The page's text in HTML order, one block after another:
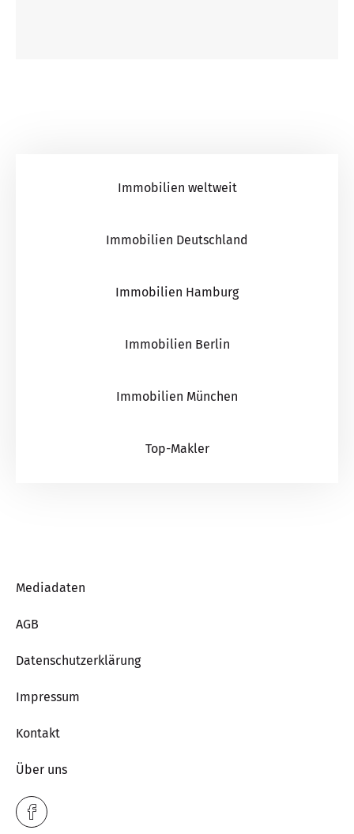
Immobilien weltweit
Immobilien Deutschland
Immobilien Hamburg
Immobilien Berlin
Immobilien München
Top-Makler
Mediadaten
AGB
Datenschutzerklärung
Impressum
Kontakt
Über uns